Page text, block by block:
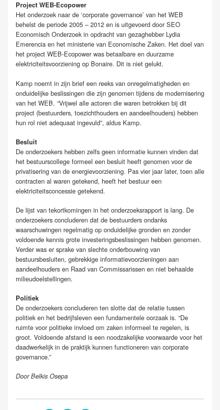
Project WEB-Ecopower
Het onderzoek naar de ‘corporate governance’ van het WEB
behelst de periode 2005 – 2012 en is uitgevoerd door SEO
Economisch Onderzoek in opdracht van gezaghebber Lydia
Emerencia en het ministerie van Economische Zaken. Het doel van
het project WEB-Ecopower was betaalbare en duurzame
elektriciteitsvoorziening op Bonaire. Dit is niet gelukt.
Kamp noemt in zijn brief een reeks van onregelmatigheden en
onduidelijke beslissingen die zijn genomen tijdens de modernisering
van het WEB. “Vrijwel alle actoren die waren betrokken bij dit
project (bestuurders, toezichthouders en aandeelhouders) hebben
hun rol niet adequaat ingevuld”, aldus Kamp.
Besluit
De onderzoekers hebben zelfs geen informatie kunnen vinden dat
het bestuurscollege formeel een besluit heeft genomen voor de
privatisering van de energievoorziening. Pas vier jaar later, toen alle
contracten al waren getekend, heeft het bestuur een
elektriciteitsconcessie getekend.
De lijst van tekortkomingen in het onderzoeksrapport is lang. De
onderzoekers concluderen dat de bestuurders ondanks
waarschuwingen regelmatig op onduidelijke gronden en zonder
voldoende kennis grote investeringsbeslissingen hebben genomen.
Verder was er sprake van slechte onderbouwing van
bestuursbesluiten, gebrekkige informatievoorzieningen aan
aandeelhouders en Raad van Commissarissen en niet behaalde
milieudoelstellingen.
Politiek
De onderzoekers concluderen ten slotte dat de relatie tussen
politiek en het bedrijfsleven een fundamentele oorzaak is. “De
ruimte voor politieke invloed om zaken informeel te regelen, is
groot. Voldoende afstand is een noodzakelijke voorwaarde voor het
daadwerkelijk in de praktijk kunnen functioneren van corporate
governance.”
Door Belkis Osepa